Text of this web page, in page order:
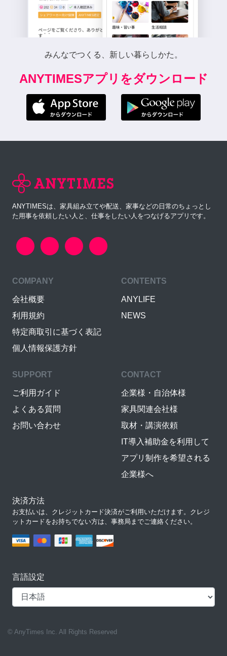
みんなでつくる、新しい暮らしかた。
ANYTIMESアプリをダウンロード
ANYTIMESは、家具組み立てや配送、家事などの日常のちょっとし
た用事を依頼したい人と、仕事をしたい人をつなげるアプリです。
COMPANY
会社概要
利用規約
特定商取引に基づく表記
個人情報保護方針
CONTENTS
ANYLIFE
NEWS
SUPPORT
ご利用ガイド
よくある質問
お問い合わせ
CONTACT
企業様・自治体様
家具関連会社様
取材・講演依頼
IT導入補助金を利用して
アプリ制作を希望される
企業様へ
決済方法
お支払いは、クレジットカード決済がご利用いただけます。クレジ
ットカードをお持ちでない方は、事務局までご連絡ください。
言語設定
© AnyTimes Inc. All Rights Reserved